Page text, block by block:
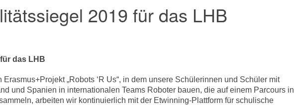
2019 für das LHB
das LHB
„Robots ‘R Us“, in dem unsere Schülerinnen und Schüler mit
und Spanien in internationalen Teams Roboter bauen, die auf einem Parcours in
arbeiten wir kontinuierlich mit der Etwinning-Plattform für schulische